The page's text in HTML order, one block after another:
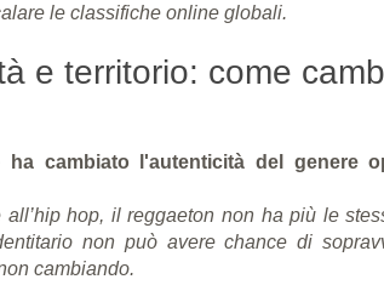
le classifiche online globali.
e territorio: come
ha cambiato l'autenticità del genere
hop, il reggaeton non ha più le
non può avere chance di
cambiando.